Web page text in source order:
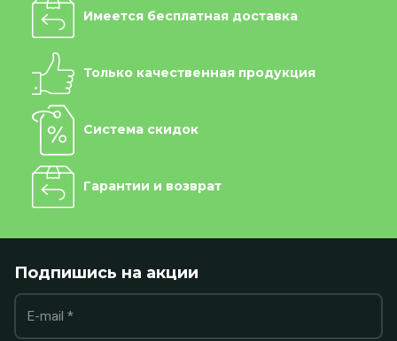
Имеется бесплатная доставка
Только качественная продукция
Система скидок
Гарантии и возврат
Подпишись на акции